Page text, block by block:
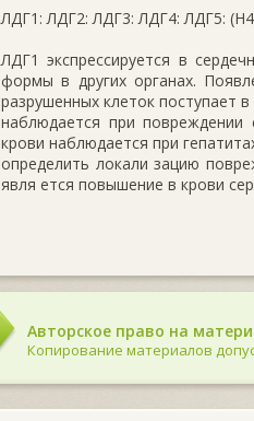
ЛДГ1: ЛДГ2: ЛДГ3: ЛДГ4: ЛДГ5:
ЛДГ1 экспрессируется в
формы в других органах.
разрушенных клеток поступает
наблюдается при
крови наблюдается при
определить локали зацию
явля ется повышение в крови
Авторское право на
Копирование материалов